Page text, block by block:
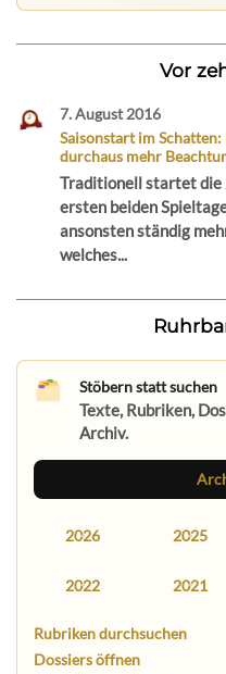
Vor
7. August 2016
Saisonstart im
durchaus mehr
Traditionell startet die
ersten beiden
ansonsten ständig
welches...
Stöbern statt suchen
Texte, Rubriken,
Archiv.
2026 2025
2022 2021
Rubriken durchsuchen
Dossiers öffnen